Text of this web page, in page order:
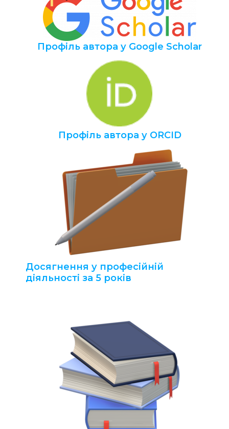
Профіль автора у Google Scholar
Профіль автора у ORCID
Досягнення у професійній
діяльності за 5 років